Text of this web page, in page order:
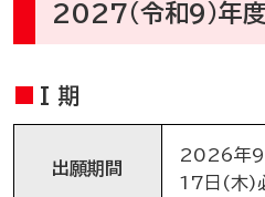
2027（令和9）年
I 期
出願期間
2026年9
17日(木)